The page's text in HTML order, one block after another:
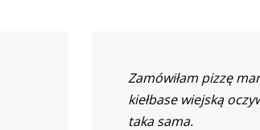
Zamówiłam pizzę
kiełbase wiejską
taka sama.